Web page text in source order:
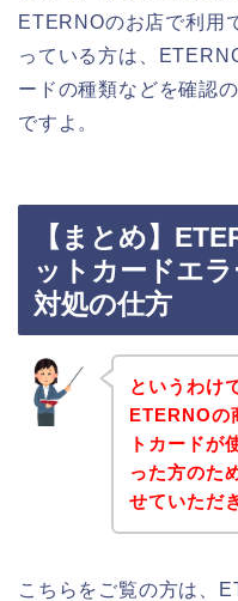
ETERNOのお店で利用
っている方は、
ードの種類などを確認
ですよ。
【まとめ】
ットカードエ
対処の仕方
というわけ
ETERNOの
トカードが
った方のた
せていただ
こちらをご覧の方は、